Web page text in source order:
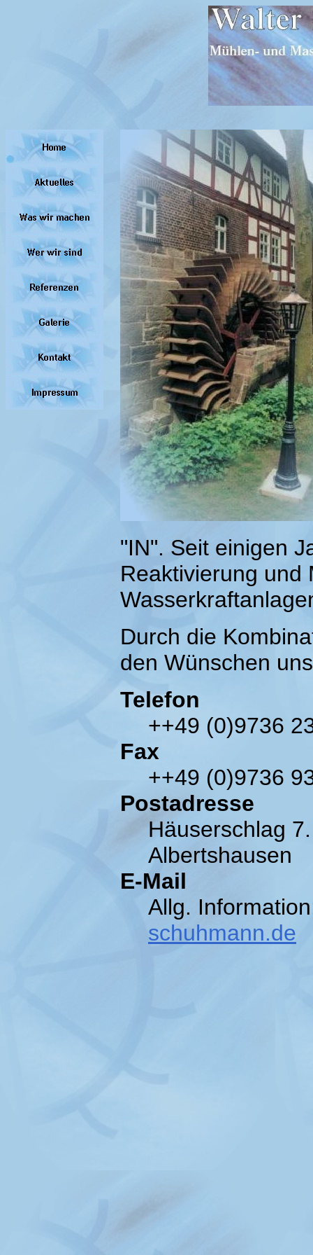
"IN". Seit einigen
Reaktivierung und
Durch die
den Wünschen
Telefon
++49 (0)9736
Fax
++49 (0)9736
Postadresse
Häuserschlag
Albertshausen
E-Mail
Allg.
schuhmann.de